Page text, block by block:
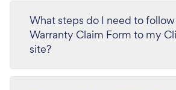
What steps do I need to
Warranty Claim Form to my
site?